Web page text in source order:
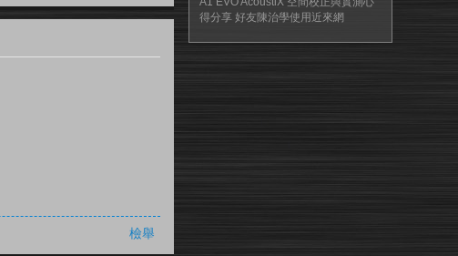
檢舉
得分享 好友陳治學使用近來網